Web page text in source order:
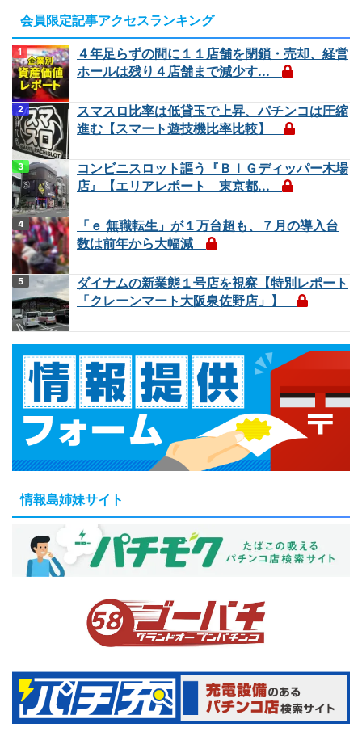
会員限定記事アクセスランキング
４年足らずの間に１１店舗を閉鎖・売却、経営
ホールは残り４店舗まで減少す...
スマスロ比率は低貸玉で上昇、パチンコは圧縮
進む【スマート遊技機比率比較】
コンビニスロット謳う『ＢＩＧディッパー木場
店』【エリアレポート 東京都...
「ｅ 無職転生」が１万台超も、７月の導入台
数は前年から大幅減
ダイナムの新業態１号店を視察【特別レポート
「クレーンマート大阪泉佐野店」】
情報島姉妹サイト